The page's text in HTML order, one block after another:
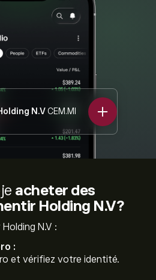
N.VCEM.MI
acheter des
Holding N.V?
N.V :
:
et vérifiez votre identité.